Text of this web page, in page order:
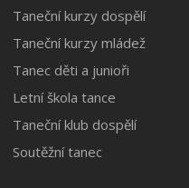
Taneční kurzy dospělí
Taneční kurzy mládež
Tanec děti a junioři
Letní škola tance
Taneční klub dospělí
Soutěžní tanec